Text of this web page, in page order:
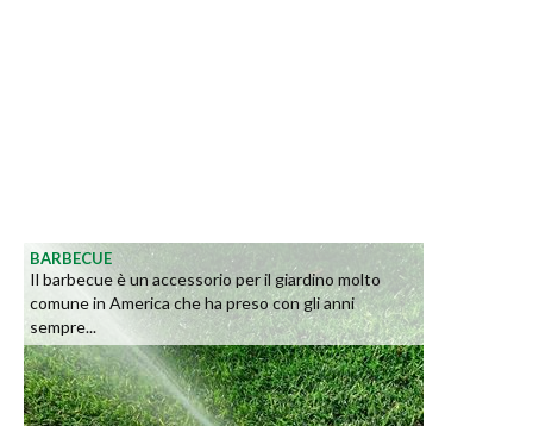
BARBECUE
Il barbecue è un accessorio per il giardino molto
comune in America che ha preso con gli anni
sempre...